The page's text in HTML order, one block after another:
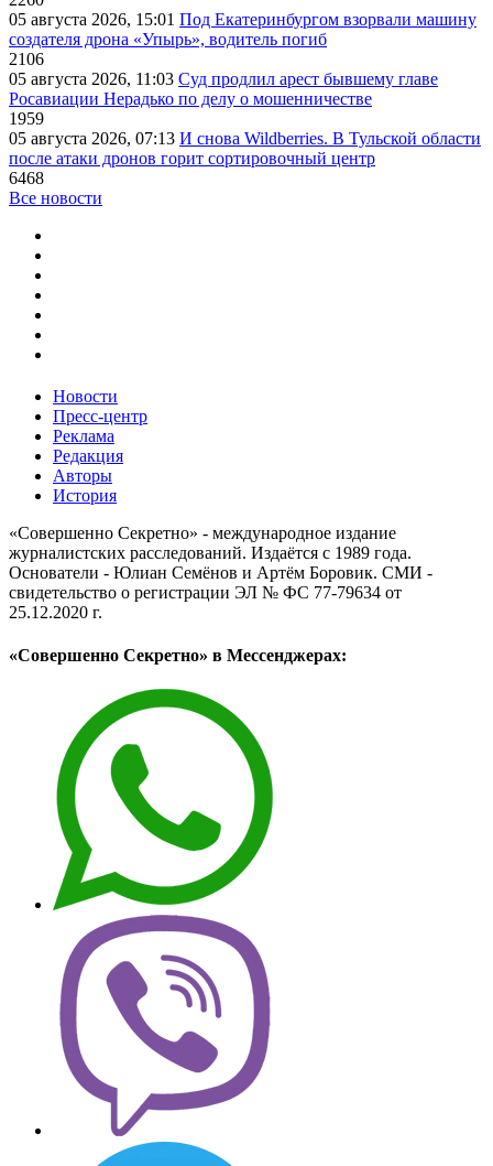
05 августа 2026, 15:01 Под Екатеринбургом взорвали машину
создателя дрона «Упырь», водитель погиб
2106
05 августа 2026, 11:03 Суд продлил арест бывшему главе
Росавиации Нерадько по делу о мошенничестве
1959
05 августа 2026, 07:13 И снова Wildberries. В Тульской области
после атаки дронов горит сортировочный центр
6468
Все новости
Новости
Пресс-центр
Реклама
Редакция
Авторы
История
«Совершенно Секретно» - международное издание
журналистских расследований. Издаётся с 1989 года.
Основатели - Юлиан Семёнов и Артём Боровик. CМИ -
свидетельство о регистрации ЭЛ № ФС 77-79634 от
25.12.2020 г.
«Совершенно Секретно» в Мессенджерах: